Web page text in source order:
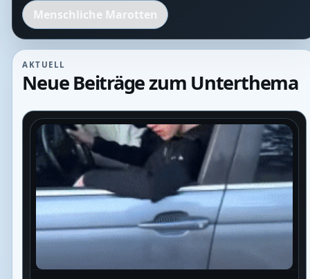
Menschliche Marotten
AKTUELL
Neue Beiträge zum Unterthema